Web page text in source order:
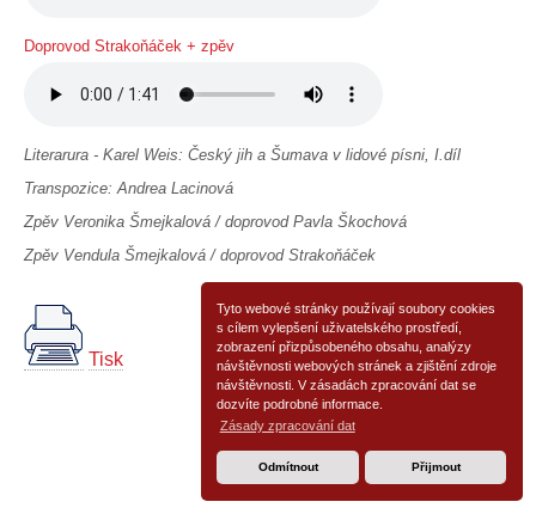
Tyto webové stránky používají soubory cookies
s cílem vylepšení uživatelského prostředí,
zobrazení přizpůsobeného obsahu, analýzy
návštěvnosti webových stránek a zjištění zdroje
návštěvnosti. V zásadách zpracování dat se
dozvíte podrobné informace.
Zásady zpracování dat
Odmítnout Přijmout
Doprovod Strakoňáček + zpěv
Literarura - Karel Weis: Český jih a Šumava v lidové písni, I.díl
Transpozice: Andrea Lacinová
Zpěv Veronika Šmejkalová / doprovod Pavla Škochová
Zpěv Vendula Šmejkalová / doprovod Strakoňáček
Tisk